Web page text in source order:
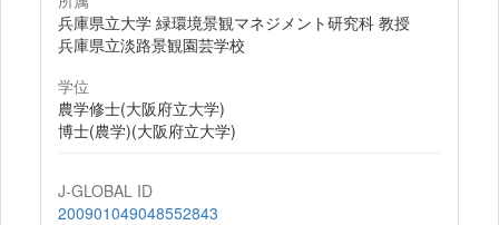
兵庫県立大学 緑環境景観マネジメント研究科 教授
兵庫県立淡路景観園芸学校
学位
農学修士(大阪府立大学)
博士(農学)(大阪府立大学)
J-GLOBAL ID
200901049048552843